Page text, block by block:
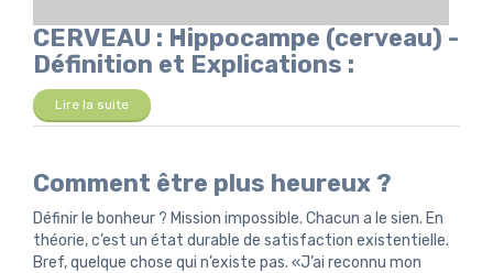
CERVEAU : Hippocampe (cerveau) -
Définition et Explications :
Lire la suite
Comment être plus heureux ?
Définir le bonheur ? Mission impossible. Chacun a le sien. En
théorie, c’est un état durable de satisfaction existentielle.
Bref, quelque chose qui n’existe pas. «J’ai reconnu mon